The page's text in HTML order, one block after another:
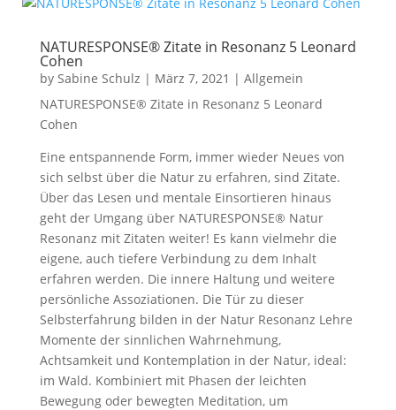
NATURESPONSE® Zitate in Resonanz 5 Leonard
Cohen
by Sabine Schulz | März 7, 2021 | Allgemein
NATURESPONSE® Zitate in Resonanz 5 Leonard
Cohen
Eine entspannende Form, immer wieder Neues von
sich selbst über die Natur zu erfahren, sind Zitate.
Über das Lesen und mentale Einsortieren hinaus
geht der Umgang über NATURESPONSE® Natur
Resonanz mit Zitaten weiter! Es kann vielmehr die
eigene, auch tiefere Verbindung zu dem Inhalt
erfahren werden. Die innere Haltung und weitere
persönliche Assoziationen. Die Tür zu dieser
Selbsterfahrung bilden in der Natur Resonanz Lehre
Momente der sinnlichen Wahrnehmung,
Achtsamkeit und Kontemplation in der Natur, ideal:
im Wald. Kombiniert mit Phasen der leichten
Bewegung oder bewegten Meditation, um